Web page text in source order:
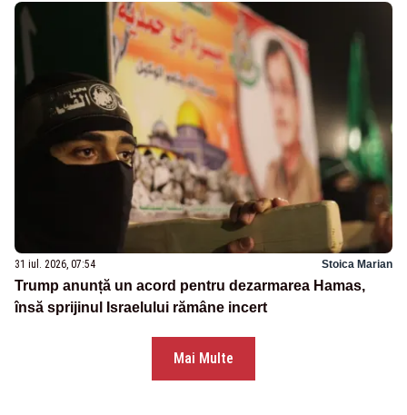
31 iul. 2026, 07:54 Stoica Marian
Trump anunță un acord pentru dezarmarea Hamas,
însă sprijinul Israelului rămâne incert
Mai Multe